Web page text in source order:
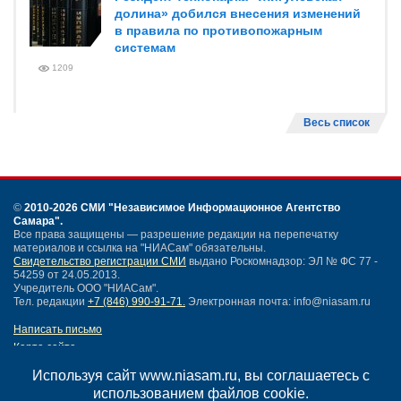
Используя сайт www.niasam.ru, вы соглашаетесь с
использованием файлов cookie.
долина» добился внесения изменений
в правила по противопожарным
системам
1209
Весь список
© 2010-2026 СМИ "Независимое Информационное Агентство
Самара".
Все права защищены — разрешение редакции на перепечатку
материалов и ссылка на "НИАСам" обязательны.
Свидетельство регистрации СМИ выдано Роскомнадзор: ЭЛ № ФС 77 -
54259 от 24.05.2013.
Учредитель ООО "НИАСам".
Тел. редакции +7 (846) 990-91-71. Электронная почта: info@niasam.ru
Написать письмо
Карта сайта
Политика конфиденциальности